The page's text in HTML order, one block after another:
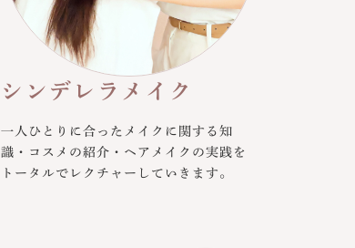
シンデレラメイク
一人ひとりに合ったメイクに関する知
識・コスメの紹介・ヘアメイクの実践を
トータルでレクチャーしていきます。